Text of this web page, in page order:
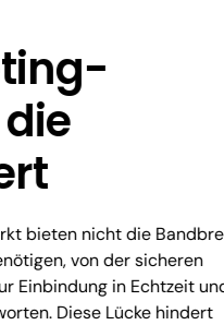
bieten nicht die
von der sicheren
Einbindung in Echtzeit
Diese Lücke hindert